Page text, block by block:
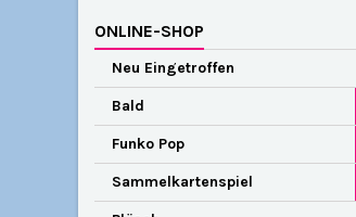
ONLINE-SHOP
Neu Eingetroffen
Bald
Funko Pop
Sammelkartenspiel